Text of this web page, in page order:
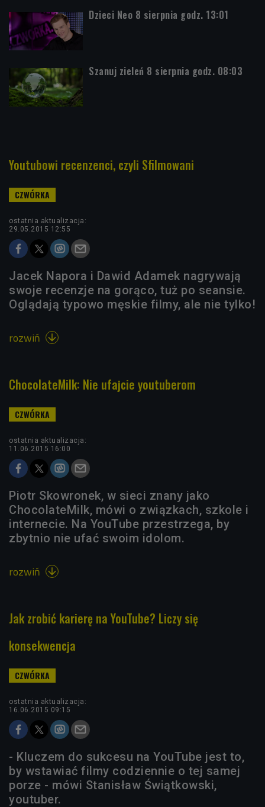
Dzieci Neo 8 sierpnia godz. 13:01
Szanuj zieleń 8 sierpnia godz. 08:03
Youtubowi recenzenci, czyli Sfilmowani
ostatnia aktualizacja:
29.05.2015 12:55
Jacek Napora i Dawid Adamek nagrywają
swoje recenzje na gorąco, tuż po seansie.
Oglądają typowo męskie filmy, ale nie tylko!
rozwiń 
ChocolateMilk: Nie ufajcie youtuberom
ostatnia aktualizacja:
11.06.2015 16:00
Piotr Skowronek, w sieci znany jako
ChocolateMilk, mówi o związkach, szkole i
internecie. Na YouTube przestrzega, by
zbytnio nie ufać swoim idolom.
rozwiń 
Jak zrobić karierę na YouTube? Liczy się
konsekwencja
ostatnia aktualizacja:
16.06.2015 09:15
- Kluczem do sukcesu na YouTube jest to,
by wstawiać filmy codziennie o tej samej
porze - mówi Stanisław Świątkowski,
youtuber.